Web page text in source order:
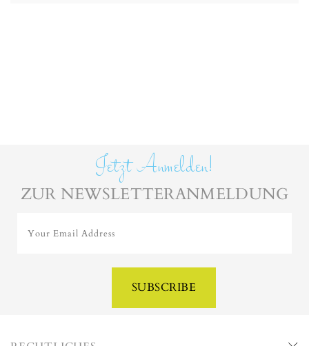
Jetzt Anmelden!
ZUR NEWSLETTERANMELDUNG
Your Email Address
SUBSCRIBE